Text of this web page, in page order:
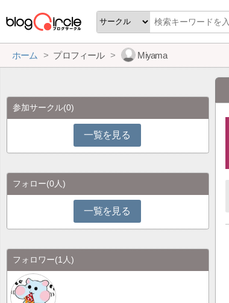
ホーム プロフィール Miyama
参加サークル(0)
一覧を見る
フォロー(0人)
一覧を見る
フォロワー(1人)